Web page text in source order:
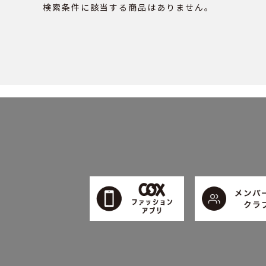
検索条件に該当する商品はありません。